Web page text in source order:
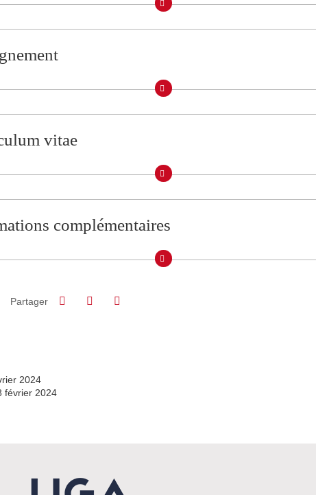
vitae
complémentaires
Partager Partager sur Facebook
Partager sur LinkedIn
2024
février 2024